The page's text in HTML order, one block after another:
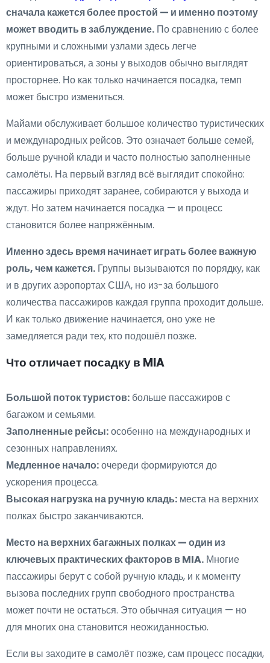
сначала кажется более простой — и именно поэтому
может вводить в заблуждение. По сравнению с более
крупными и сложными узлами здесь легче
ориентироваться, а зоны у выходов обычно выглядят
просторнее. Но как только начинается посадка, темп
может быстро измениться.
Майами обслуживает большое количество туристических
и международных рейсов. Это означает больше семей,
больше ручной клади и часто полностью заполненные
самолёты. На первый взгляд всё выглядит спокойно:
пассажиры приходят заранее, собираются у выхода и
ждут. Но затем начинается посадка — и процесс
становится более напряжённым.
Именно здесь время начинает играть более важную
роль, чем кажется. Группы вызываются по порядку, как
и в других аэропортах США, но из-за большого
количества пассажиров каждая группа проходит дольше.
И как только движение начинается, оно уже не
замедляется ради тех, кто подошёл позже.
Что отличает посадку в MIA
Большой поток туристов: больше пассажиров с
багажом и семьями.
Заполненные рейсы:особенно на международных и
сезонных направлениях.
Медленное начало:очереди формируются до
ускорения процесса.
Высокая нагрузка на ручную кладь: места на верхних
полках быстро заканчиваются.
Место на верхних багажных полках — один из
ключевых практических факторов в MIA. Многие
пассажиры берут с собой ручную кладь, и к моменту
вызова последних групп свободного пространства
может почти не остаться. Это обычная ситуация — но
для многих она становится неожиданностью.
Если вы заходите в самолёт позже, сам процесс посадки,